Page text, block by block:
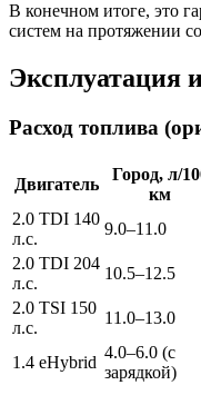
В конечном итоге, это
систем на протяжении
Эксплуатация
Расход топлива
Двигатель
Город, л/
км
2.0 TDI 140
л.с.
9.0–11.0
2.0 TDI 204
л.с.
10.5–12.5
2.0 TSI 150
л.с.
11.0–13.0
1.4 eHybrid
4.0–6.0 (с
зарядкой)